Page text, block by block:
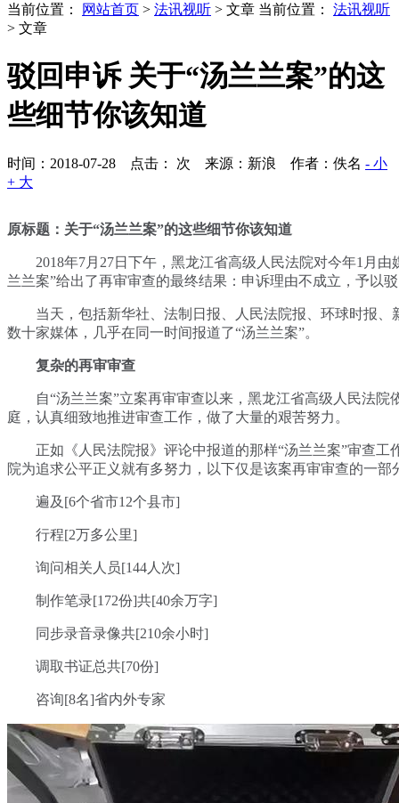
当前位置： 网站首页 > 法讯视听 > 文章 当前位置： 法讯视听
> 文章
驳回申诉 关于“汤兰兰案”的这
些细节你该知道
时间：2018-07-28 点击： 次 来源：新浪 作者：佚名 - 小
+ 大
原标题：关于“汤兰兰案”的这些细节你该知道
2018年7月27日下午，黑龙江省高级人民法院对今年1月由
兰兰案”给出了再审审查的最终结果：申诉理由不成立，予以
当天，包括新华社、法制日报、人民法院报、环球时报、
数十家媒体，几乎在同一时间报道了“汤兰兰案”。
复杂的再审审查
自“汤兰兰案”立案再审审查以来，黑龙江省高级人民法院
庭，认真细致地推进审查工作，做了大量的艰苦努力。
正如《人民法院报》评论中报道的那样“汤兰兰案”审查工
院为追求公平正义就有多努力，以下仅是该案再审审查的一部
遍及[6个省市12个县市]
行程[2万多公里]
询问相关人员[144人次]
制作笔录[172份]共[40余万字]
同步录音录像共[210余小时]
调取书证总共[70份]
咨询[8名]省内外专家